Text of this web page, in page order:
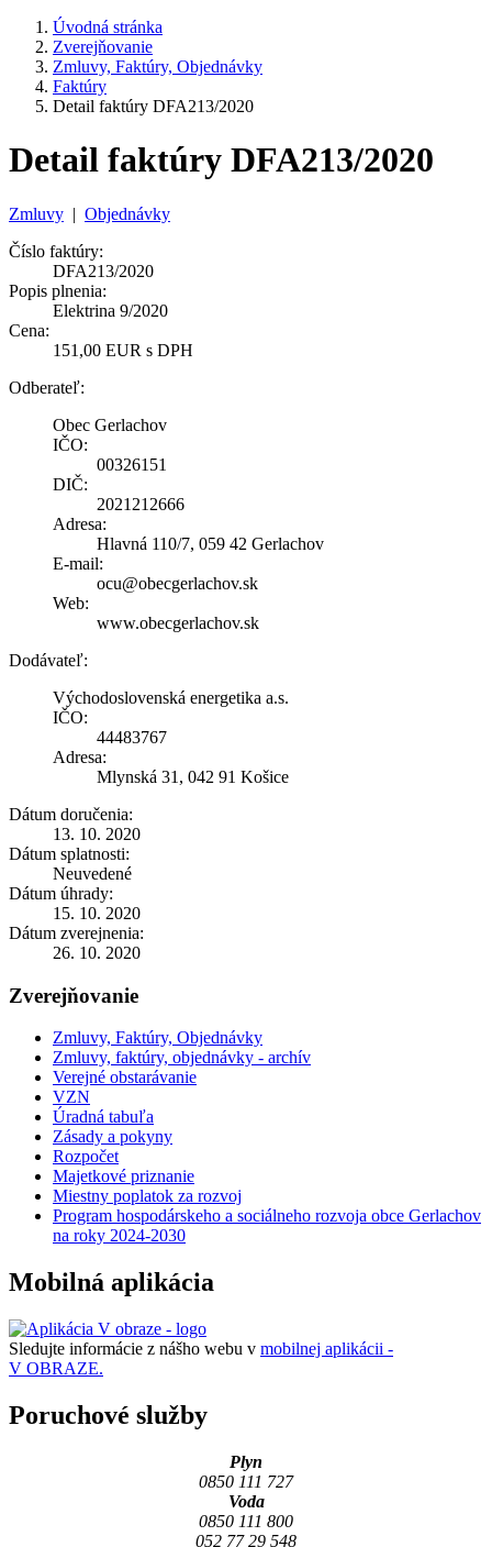
Úvodná stránka
Zverejňovanie
Zmluvy, Faktúry, Objednávky
Faktúry
Detail faktúry DFA213/2020
Detail faktúry DFA213/2020
Zmluvy | Objednávky
Číslo faktúry:
DFA213/2020
Popis plnenia:
Elektrina 9/2020
Cena:
151,00 EUR s DPH
Odberateľ:
Obec Gerlachov
IČO:
00326151
DIČ:
2021212666
Adresa:
Hlavná 110/7, 059 42 Gerlachov
E-mail:
ocu@obecgerlachov.sk
Web:
www.obecgerlachov.sk
Dodávateľ:
Východoslovenská energetika a.s.
IČO:
44483767
Adresa:
Mlynská 31, 042 91 Košice
Dátum doručenia:
13. 10. 2020
Dátum splatnosti:
Neuvedené
Dátum úhrady:
15. 10. 2020
Dátum zverejnenia:
26. 10. 2020
Zverejňovanie
Zmluvy, Faktúry, Objednávky
Zmluvy, faktúry, objednávky - archív
Verejné obstarávanie
VZN
Úradná tabuľa
Zásady a pokyny
Rozpočet
Majetkové priznanie
Miestny poplatok za rozvoj
Program hospodárskeho a sociálneho rozvoja obce Gerlachov
na roky 2024-2030
Mobilná aplikácia
Sledujte informácie z nášho webu v mobilnej aplikácii -
V OBRAZE.
Poruchové služby
Plyn
0850 111 727
Voda
0850 111 800
052 77 29 548